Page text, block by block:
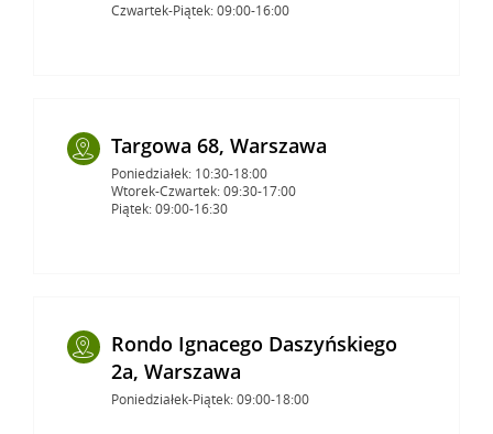
Czwartek-Piątek: 09:00-16:00
Targowa 68, Warszawa
Poniedziałek: 10:30-18:00
Wtorek-Czwartek: 09:30-17:00
Piątek: 09:00-16:30
Rondo Ignacego Daszyńskiego
2a, Warszawa
Poniedziałek-Piątek: 09:00-18:00